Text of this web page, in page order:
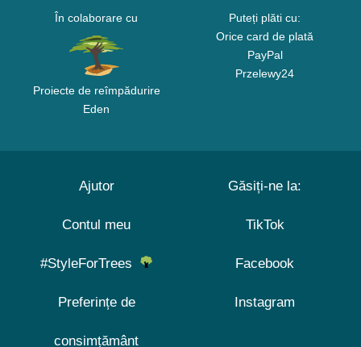
În colaborare cu
Proiecte de reîmpădurire
Eden
Puteți plăti cu:
Orice card de plată
PayPal
Przelewy24
Ajutor
Contul meu
#StyleForTrees
Preferințe de
consimțământ
Găsiți-ne la:
TikTok
Facebook
Instagram